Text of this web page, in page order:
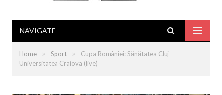
NAVIGATE
Home » Sport »
Cupa României: Sănătatea Cluj –
Universitatea Craiova (live)